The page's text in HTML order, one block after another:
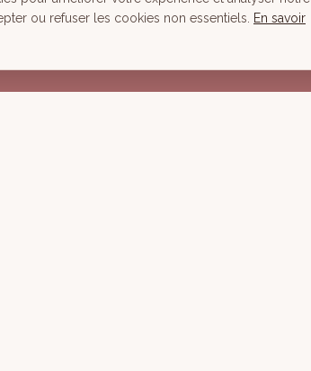
Tous nos Soins
ou refuser les cookies non essentiels.
En savoir